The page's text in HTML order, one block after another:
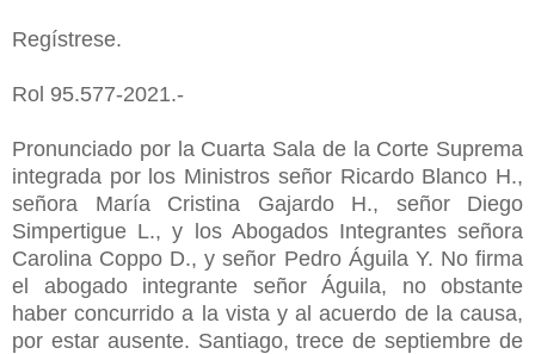
Regístrese.
Rol 95.577-2021.-
Pronunciado por la Cuarta Sala de la Corte Suprema
integrada por los Ministros señor Ricardo Blanco H.,
señora María Cristina Gajardo H., señor Diego
Simpertigue L., y los Abogados Integrantes señora
Carolina Coppo D., y señor Pedro Águila Y. No firma
el abogado integrante señor Águila, no obstante
haber concurrido a la vista y al acuerdo de la causa,
por estar ausente. Santiago, trece de septiembre de